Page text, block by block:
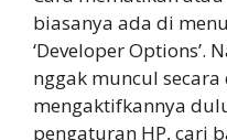
biasanya ada di
‘Developer Options’.
nggak muncul
mengaktifkannya
pengaturan HP, cari